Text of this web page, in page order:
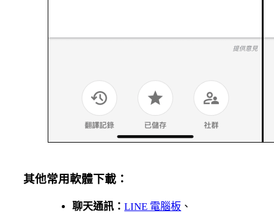
其他常用軟體下載：
聊天通訊：LINE 電腦板 、